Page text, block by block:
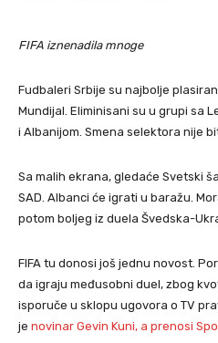
FIFA iznenadila mnoge
Fudbaleri Srbije su najbolje
Mundijal. Eliminisani su u grupi sa
i Albanijom. Smena selektora nije
Sa malih ekrana, gledaće Svetski
SAD. Albanci će igrati u baražu.
potom boljeg iz duela Švedska-
FIFA tu donosi još jednu novost.
da igraju međusobni duel, zbog
isporuče u sklopu ugovora o TV
je novinar Gevin Kuni, a prenosi